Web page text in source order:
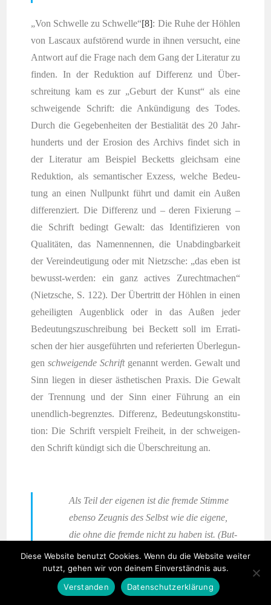
„Von Schwel­le zu Schwel­le“[8]: Die Ruhe der Höh­len
von Las­caux auf­stö­rend wur­de in ihnen ver­sucht, eine
Ant­wort auf die Fra­ge nach dem Gang der Lite­ra­tur zu
fin­den. In der Reduk­ti­on auf Dif­fe­renz und Über­
schrei­tung kam es zur „Geburt der Kunst“ als eine
schwei­gen­de Schrift: die Ankün­di­gung des Todes.
Durch die Gege­ben­hei­ten der Bes­tia­li­tät des 20 Jahr­
hun­derts und der Ero­si­on des Archivs fin­det sich in
der Lite­ra­tur am Bei­spiel Becketts gleich­sam eine
Reduk­ti­on, als seman­ti­scher Exzess, wel­che Bedeu­
tung an einen Null­punkt führt und damit ein Außen
dif­fe­ren­ziert. Die Dif­fe­renz und – deren Fixie­rung –
die Schrift bedingt Gewalt: das Iden­ti­fi­zie­ren von
Qua­li­tä­ten, das Namen­nen­nen, die Unab­ding­bar­keit
der Ver­eindeu­ti­gung oder mit Nietz­sche: „das eben ist
bewusst-wer­den: ein ganz acti­ves Zurecht­ma­chen“
(Nietz­sche, S. 122). Der Über­tritt der Höh­len in einen
gehei­lig­ten Augen­blick oder in das Außen jeder
Bedeu­tungs­zu­schrei­bung bei Beckett soll im Erra­ti­
schen der hier aus­ge­führ­ten und refe­rier­ten Über­le­gun­
genschwei­gen­de Schrift genannt wer­den. Gewalt und
Sinn lie­gen in die­ser ästhe­ti­schen Pra­xis. Die Gewalt
der Tren­nung und der Sinn einer Füh­rung an ein
unend­lich-begrenz­tes. Dif­fe­renz, Bedeu­tungs­kon­sti­tu­
ti­on: Die Schrift ver­spielt Frei­heit, in der schwei­gen­
den Schrift kün­digt sich die Über­schrei­tung an.
Als Teil der eige­nen ist die frem­de Stim­me
eben­so Zeug­nis des Selbst wie die eige­ne,
die ohne die frem­de nicht zu haben ist. (But­
zer,
Soli­lo­qui­um , S. 466)
Diese Website benutzt Cookies. Wenn du die Website weiter
nutzt, gehen wir von deinem Einverständnis aus.
Verstanden
Datenschutzerklärung